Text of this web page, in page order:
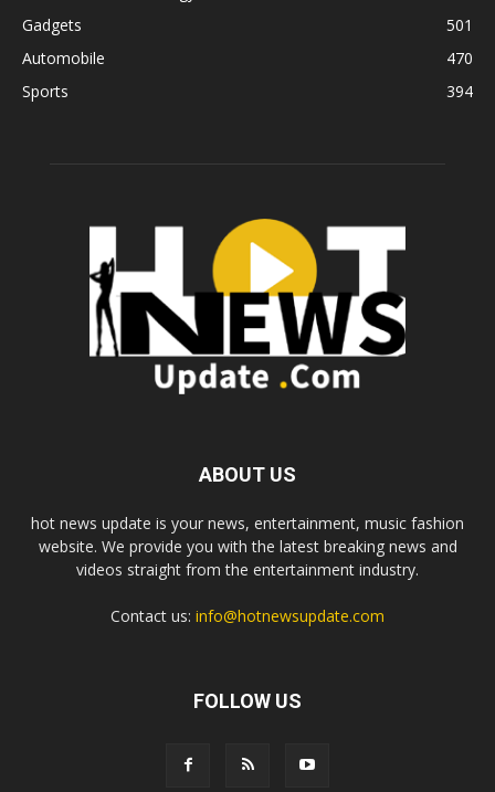
Gadgets
501
Automobile
470
Sports
394
ABOUT US
hot news update is your news, entertainment, music fashion
website. We provide you with the latest breaking news and
videos straight from the entertainment industry.
Contact us: info@hotnewsupdate.com
FOLLOW US